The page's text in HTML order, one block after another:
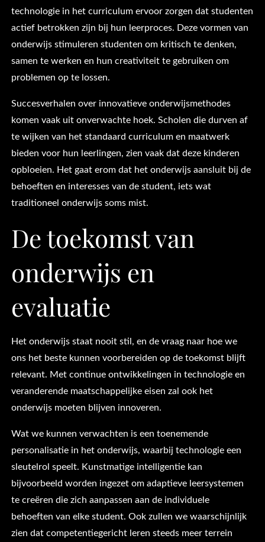
technologie in het curriculum ervoor zorgen dat studenten
actief betrokken zijn bij hun leerproces. Deze vormen van
onderwijs stimuleren studenten om kritisch te denken,
samen te werken en hun creativiteit te gebruiken om
problemen op te lossen.
Succesverhalen over innovatieve onderwijsmethodes
komen vaak uit onverwachte hoek. Scholen die durven af
te wijken van het standaard curriculum en maatwerk
bieden voor hun leerlingen, zien vaak dat deze kinderen
opbloeien. Het gaat erom dat het onderwijs aansluit bij de
behoeften en interesses van de student, iets wat
traditioneel onderwijs soms mist.
De toekomst van
onderwijs en
evaluatie
Het onderwijs staat nooit stil, en de vraag naar hoe we
ons het beste kunnen voorbereiden op de toekomst blijft
relevant. Met continue ontwikkelingen in technologie en
veranderende maatschappelijke eisen zal ook het
onderwijs moeten blijven innoveren.
Wat we kunnen verwachten is een toenemende
personalisatie in het onderwijs, waarbij technologie een
sleutelrol speelt. Kunstmatige intelligentie kan
bijvoorbeeld worden ingezet om adaptieve leersystemen
te creëren die zich aanpassen aan de individuele
behoeften van elke student. Ook zullen we waarschijnlijk
zien dat competentiegericht leren steeds meer terrein